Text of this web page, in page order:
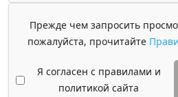
Прежде чем запросить
пожалуйста, прочитайте
Я согласен с правилами и
политикой сайта